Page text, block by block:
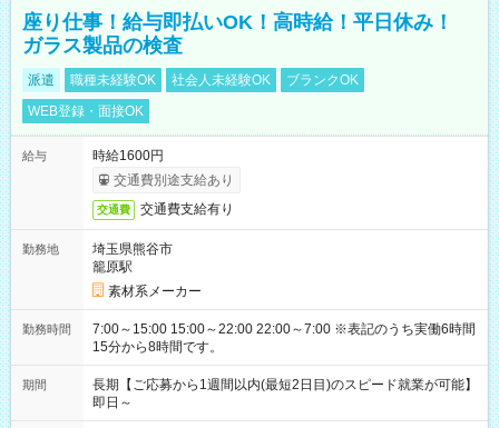
座り仕事！給与即払いOK！高時給！平日休み！
ガラス製品の検査
派遣 職種未経験OK 社会人未経験OK
ブランクOK
WEB登録・面接OK
給与
時給1600円
交通費別途支給あり
交通費 交通費支給有り
勤務地
埼玉県熊谷市
籠原駅
素材系メーカー
勤務時間
7:00～15:00 15:00～22:00 22:00～7:00 ※表記のうち実働6時間
15分から8時間です。
期間
長期【ご応募から1週間以内(最短2日目)のスピード就業が可能】
即日～